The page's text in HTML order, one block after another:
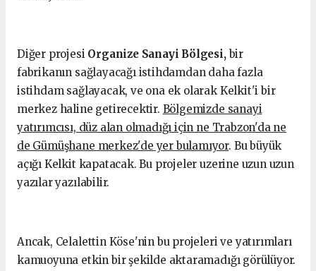
Diğer projesi Organize Sanayi Bölgesi,bir
fabrikanın sağlayacağı istihdamdan daha fazla
istihdam sağlayacak, ve ona ek olarak Kelkit'i bir
merkez haline getirecektir. Bölgemizde sanayi
yatırımcısı, düz alan olmadığı için ne Trabzon'da ne
de Gümüşhane merkez'de yer bulamıyor. Bu büyük
açığı Kelkit kapatacak. Bu projeler uzerine uzun uzun
yazılar yazılabilir.
Ancak, Celalettin Köse'nin bu projeleri ve yatırımları
kamuoyuna etkin bir şekilde aktaramadığı görülüyor.